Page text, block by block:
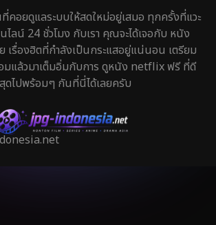
คอยดูแลระบบให้สดใหม่อยู่เสมอ ทุกครั้งที่แวะ
ไลน์ 24 ชั่วโมง กับเรา คุณจะได้เจอกับ หนัง
เรื่องฮิตที่กำลังเป็นกระแสอยู่แน่นอน เตรียม
แล้วมาเต็มอิ่มกับการ ดูหนัง netflix ฟรี ที่ดี
ดไปพร้อมๆ กันที่นี่ได้เลยครับ